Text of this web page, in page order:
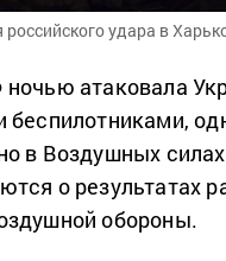
российского удара в
атаковала
беспилотниками,
в Воздушных
о результатах
обороны.